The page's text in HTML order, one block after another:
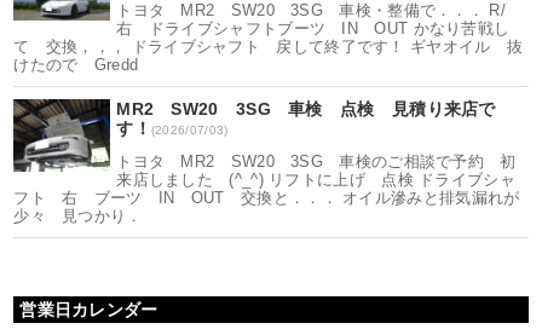
トヨタ MR2 SW20 3SG 車検・整備で．．． R/
右 ドライブシャフトブーツ IN OUT かなり苦戦し
て 交換，，， ドライブシャフト 戻して終了です！ ギヤオイル 抜
けたので Gredd
MR2 SW20 3SG 車検 点検 見積り来店で
す！ (2026/07/03)
トヨタ MR2 SW20 3SG 車検のご相談で予約 初
来店しました (^_^) リフトに上げ 点検 ドライブシャ
フト 右 ブーツ IN OUT 交換と．．． オイル滲みと排気漏れが
少々 見つかり．
営業日カレンダー